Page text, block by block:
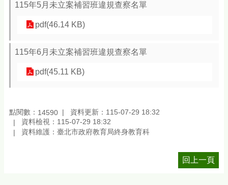
115年5月未立案補習班違規查察名單
pdf(46.14 KB)
115年6月未立案補習班違規查察名單
pdf(45.11 KB)
點閱數： 14590
資料更新：115-07-29 18:32
資料檢視：115-07-29 18:32
資料維護：臺北市政府教育局終身教育科
回上一頁